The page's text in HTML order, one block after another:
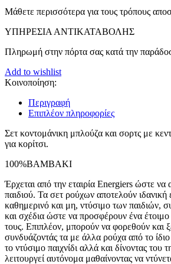
Μάθετε περισσότερα για τους τρόπους
ΥΠΗΡΕΣΙΑ ΑΝΤΙΚΑΤΑΒΟΛΗΣ
Πληρωμή στην πόρτα σας κατά την
Add to wishlist
Κοινοποίηση:
Περιγραφή
Επιπλέον πληροφορίες
Σετ κοντομάνικη μπλούζα και σορτς με
για κορίτσι.
100%ΒΑΜΒΑΚΙ
Έρχεται από την εταιρία Energiers ώστε να
παιδιού. Τα σετ ρούχων αποτελούν ιδανική
καθημερινό και μη, ντύσιμο των παιδιών,
και σχέδια ώστε να προσφέρουν ένα έτοιμο
τους. Επιπλέον, μπορούν να φορεθούν και
συνδυάζοντάς τα με άλλα ρούχα από το ίδιο
το ντύσιμο παιχνίδι αλλά και δίνοντας του
λειτουργεί αυτόνομα μαθαίνοντας να